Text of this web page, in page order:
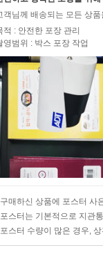
객님께 배송되는 모든 상
적 : 안전한 포장 관리
영범위 : 박스 포장 작업
구매하신 상품에 포스터 사
포스터는 기본적으로 지관
포스터 수량이 많은 경우,